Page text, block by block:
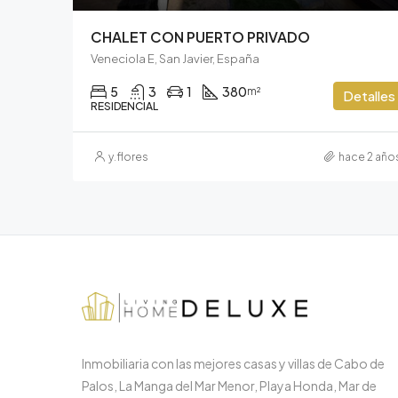
CHALET CON PUERTO PRIVADO
Veneciola E, San Javier, España
5 3 1 380m²
RESIDENCIAL
Detalles
y.flores hace 2
Inmobiliaria con las mejores casas y villas de Cabo de
Palos, La Manga del Mar Menor, Playa Honda, Mar de